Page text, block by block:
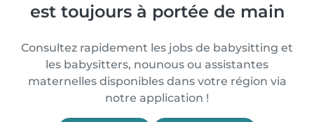
est toujours à portée de main
Consultez rapidement les jobs de babysitting et
les babysitters, nounous ou assistantes
maternelles disponibles dans votre région via
notre application !